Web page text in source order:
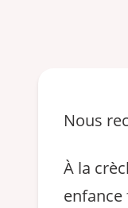
Nous
À la